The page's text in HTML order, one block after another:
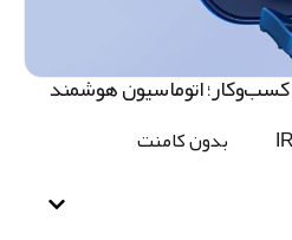
اتوماسیون هوشمند
بدون کامنت